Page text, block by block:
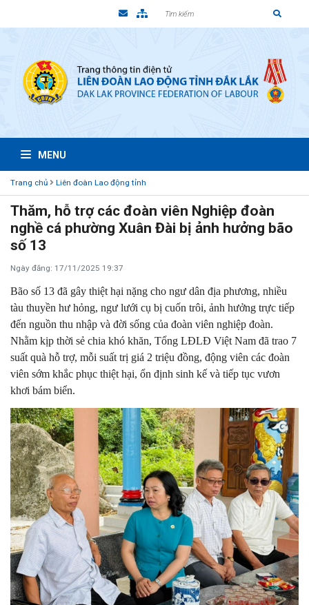
MENU
Trang chủ Liên đoàn Lao động tỉnh
Thăm, hỗ trợ các đoàn viên Nghiệp đoàn
nghề cá phường Xuân Đài bị ảnh hưởng bão
số 13
Ngày đăng: 17/11/2025 19:37
Bão số 13 đã gây thiệt hại nặng cho ngư dân địa phương, nhiều
tàu thuyền hư hỏng, ngư lưới cụ bị cuốn trôi, ảnh hưởng trực tiếp
đến nguồn thu nhập và đời sống của đoàn viên nghiệp đoàn.
Nhằm kịp thời sẻ chia khó khăn, Tổng LĐLĐ Việt Nam đã trao 7
suất quà hỗ trợ, mỗi suất trị giá 2 triệu đồng, động viên các đoàn
viên sớm khắc phục thiệt hại, ổn định sinh kế và tiếp tục vươn
khơi bám biển.